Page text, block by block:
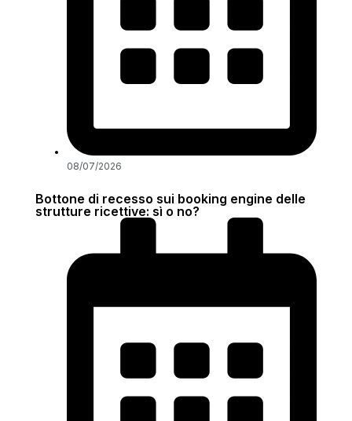
08/07/2026
Bottone di recesso sui booking engine delle
strutture ricettive: sì o no?